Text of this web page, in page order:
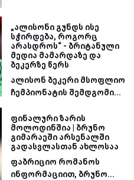
„ალისონი გუნდს ისე
სჭირდება, როგორც
არასდროს“ - ბრიტანული
მედია მამარდაზე და
ბეკერზე წერს
ალისონ ბეკერი მსოფლიო
ჩემპიონატის შემდგომი...
ფინალური ზარის
მოლოდინშია | ბრუნო
გიმარაეში არსენალში
გადასვლასთან ახლოსაა
ფაბრიციო რომანოს
ინფორმაციით, ბრუნო...